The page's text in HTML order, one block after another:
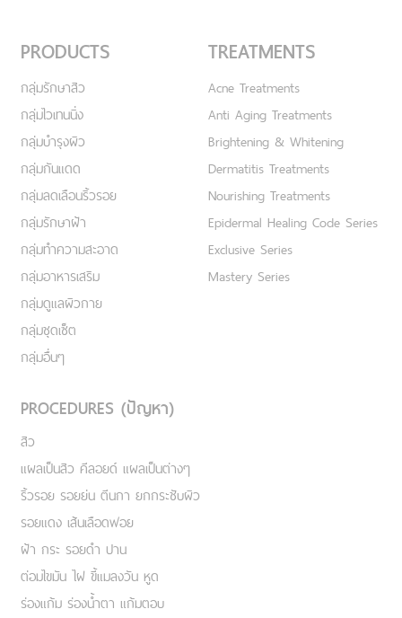
PRODUCTS
กลุ่มรักษาสิว
กลุ่มไวเทนนิ่ง
กลุ่มบำรุงผิว
กลุ่มกันแดด
กลุ่มลดเลือนริ้วรอย
กลุ่มรักษาฝ้า
กลุ่มทำความสะอาด
กลุ่มอาหารเสริม
กลุ่มดูแลผิวกาย
กลุ่มชุดเซ็ต
กลุ่มอื่นๆ
TREATMENTS
Acne Treatments
Anti Aging Treatments
Brightening & Whitening
Dermatitis Treatments
Nourishing Treatments
Epidermal Healing Code Series
Exclusive Series
Mastery Series
PROCEDURES (ปัญหา)
สิว
แผลเป็นสิว คีลอยด์ แผลเป็นต่างๆ
ริ้วรอย รอยย่น ตีนกา ยกกระชับผิว
รอยแดง เส้นเลือดฟอย
ฝ้า กระ รอยดำ ปาน
ต่อมไขมัน ไฝ ขี้แมลงวัน หูด
ร่องแก้ม ร่องน้ำตา แก้มตอบ